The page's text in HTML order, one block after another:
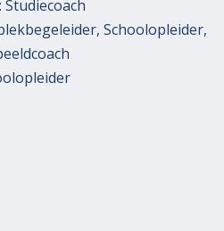
Schoolopleider,